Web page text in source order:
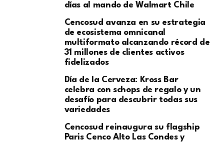
días al mando de Walmart Chile
Cencosud avanza en su estrategia
de ecosistema omnicanal
multiformato alcanzando récord de
31 millones de clientes activos
fidelizados
Día de la Cerveza: Kross Bar
celebra con schops de regalo y un
desafío para descubrir todas sus
variedades
Cencosud reinaugura su flagship
Paris Cenco Alto Las Condes y